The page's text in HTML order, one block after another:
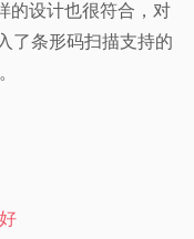
的设计也很符合，对
了条形码扫描支持的